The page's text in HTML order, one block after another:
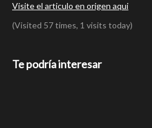
Visite el articulo en origen aqui
(Visited 57 times, 1 visits today)
Te podría interesar